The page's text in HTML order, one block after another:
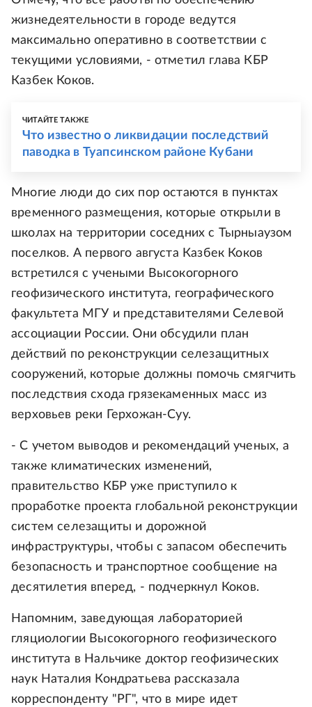
жизнедеятельности в городе ведутся
максимально оперативно в соответствии с
текущими условиями, - отметил глава КБР
Казбек Коков.
ЧИТАЙТЕ ТАКЖЕ
Что известно о ликвидации последствий
паводка в Туапсинском районе Кубани
Многие люди до сих пор остаются в пунктах
временного размещения, которые открыли в
школах на территории соседних с Тырныаузом
поселков. А первого августа Казбек Коков
встретился с учеными Высокогорного
геофизического института, географического
факультета МГУ и представителями Селевой
ассоциации России. Они обсудили план
действий по реконструкции селезащитных
сооружений, которые должны помочь смягчить
последствия схода грязекаменных масс из
верховьев реки Герхожан-Суу.
- С учетом выводов и рекомендаций ученых, а
также климатических изменений,
правительство КБР уже приступило к
проработке проекта глобальной реконструкции
систем селезащиты и дорожной
инфраструктуры, чтобы с запасом обеспечить
безопасность и транспортное сообщение на
десятилетия вперед, - подчеркнул Коков.
Напомним, заведующая лабораторией
гляциологии Высокогорного геофизического
института в Нальчике доктор геофизических
наук Наталия Кондратьева рассказала
корреспонденту "РГ", что в мире идет